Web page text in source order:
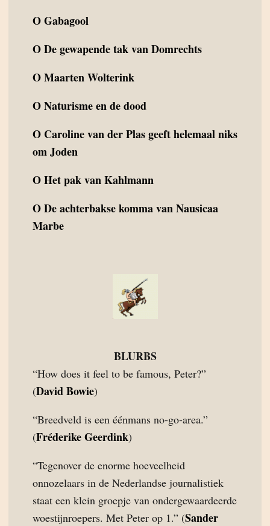
OGabagool
ODe gewapende tak van Domrechts
OMaarten Wolterink
ONaturisme en de dood
O Caroline van der Plas geeft helemaal niks
om Joden
OHet pak van Kahlmann
ODe achterbakse komma van Nausicaa
Marbe
BLURBS
“How does it feel to be famous, Peter?”
(David Bowie)
“Breedveld is een éénmans no-go-area.”
(Fréderike Geerdink)
“Tegenover de enorme hoeveelheid
onnozelaars in de Nederlandse journalistiek
staat een klein groepje van ondergewaardeerde
woestijnroepers. Met Peter op 1.” (Sander